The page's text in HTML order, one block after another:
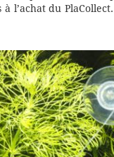
l’achat du